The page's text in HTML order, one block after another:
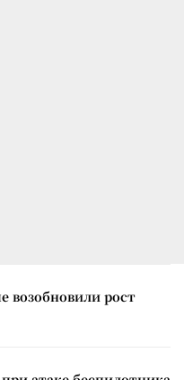
возобновили рост